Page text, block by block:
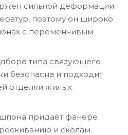
сильной деформации
поэтому он широко
с переменчивым
типа связующего
безопасна и подходит
отделки жилых
шпона придаёт фанере
и сколам.